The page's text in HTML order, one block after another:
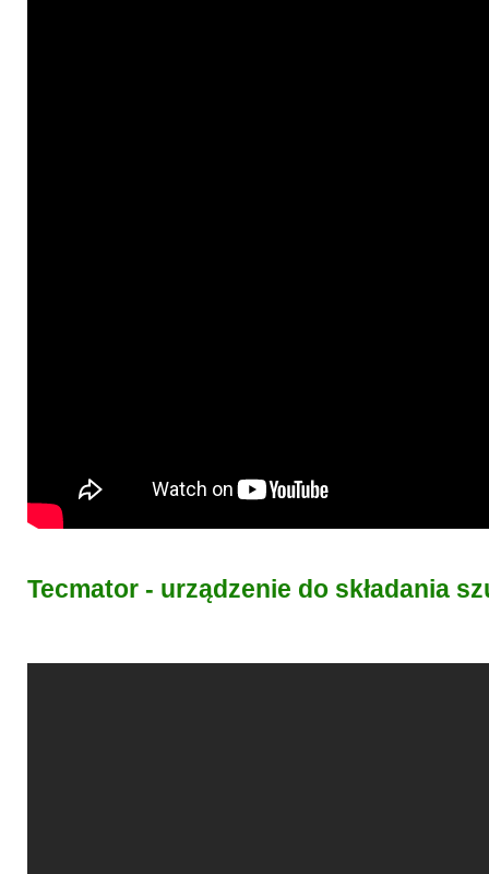
Tecmator - urządzenie do składania